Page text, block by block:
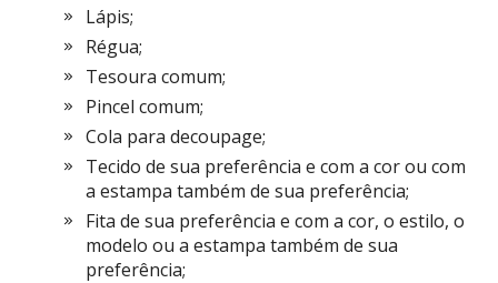
Lápis;
Régua;
Tesoura comum;
Pincel comum;
Cola para decoupage;
Tecido de sua preferência e com a cor ou com
a estampa também de sua preferência;
Fita de sua preferência e com a cor, o estilo, o
modelo ou a estampa também de sua
preferência;